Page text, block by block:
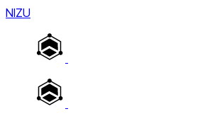
NIZU